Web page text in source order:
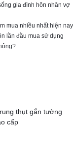
gia đình hôn nhân vợ
mua nhiều nhất hiện nay
lần đầu mua sử dụng
thụt gắn tường
cấp